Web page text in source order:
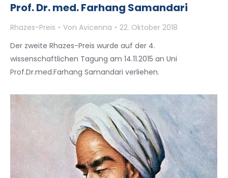
Prof. Dr. med. Farhang Samandari
Rhazes-Preis Von Avicenna
22. Oktober 2018
Der zweite Rhazes-Preis wurde auf der 4.
wissenschaftlichen Tagung am 14.11.2015 an Uni
Prof.Dr.med.Farhang Samandari verliehen.